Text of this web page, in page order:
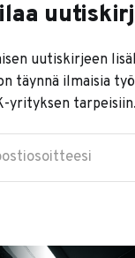
uutiskirjeen
täynnä ilmaisia
yrityksen